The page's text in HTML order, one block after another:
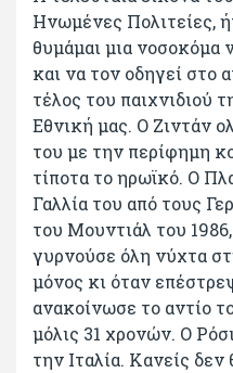
Ηνωμένες Πολιτείες,
θυμάμαι μια νοσοκόμα
και να τον οδηγεί στο
τέλος του παιχνιδιού
Εθνική μας. Ο Ζιντάν
του με την περίφημη
τίποτα το ηρωϊκό. Ο
Γαλλία του από τους
του Μουντιάλ του
γυρνούσε όλη νύχτα
μόνος κι όταν
ανακοίνωσε το αντίο
μόλις 31 χρονών. Ο
την Ιταλία. Κανείς